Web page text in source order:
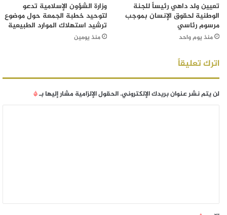
تعيين ولد داهي رئيساً للجنة
الوطنية لحقوق الإنسان بموجب
مرسوم رئاسي
منذ يوم واحد
وزارة الشؤون الإسلامية تدعو
لتوحيد خطبة الجمعة حول موضوع
ترشيد استهلاك الموارد الطبيعية
منذ يومين
اترك تعليقاً
لن يتم نشر عنوان بريدك الإلكتروني.الحقول الإلزامية مشار إليها بـ*